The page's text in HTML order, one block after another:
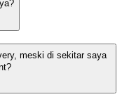
meski di sekitar saya